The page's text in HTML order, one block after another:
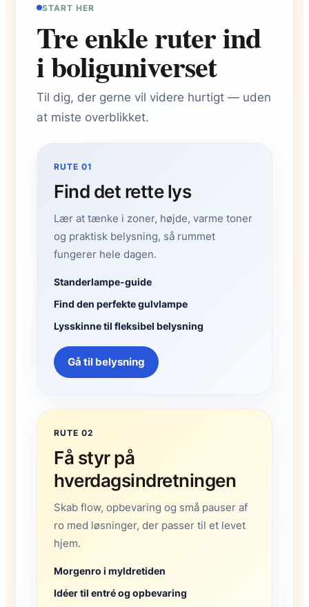
START HER
Tre enkle ruter ind
i boliguniverset
Til dig, der gerne vil videre hurtigt — uden
at miste overblikket.
RUTE 01
Find det rette lys
Lær at tænke i zoner, højde, varme toner
og praktisk belysning, så rummet
fungerer hele dagen.
Standerlampe-guide
Find den perfekte gulvlampe
Lysskinne til fleksibel belysning
Gå til belysning
RUTE 02
Få styr på
hverdagsindretningen
Skab flow, opbevaring og små pauser af
ro med løsninger, der passer til et levet
hjem.
Morgenro i myldretiden
Idéer til entré og opbevaring